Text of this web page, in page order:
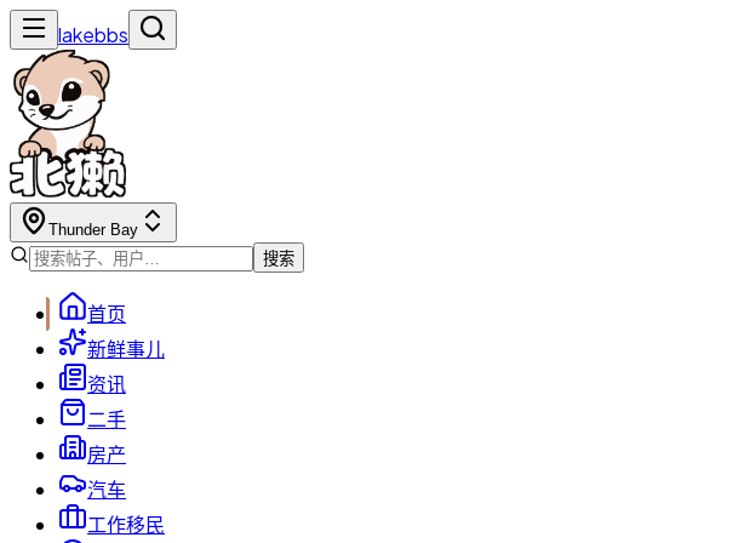
lakebbs
Thunder Bay
搜索
首页
新鲜事儿
资讯
二手
房产
汽车
工作移民